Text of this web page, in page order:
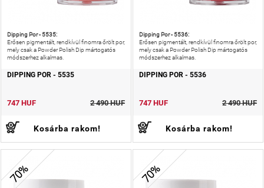
Dipping Por - 5535:
Erősen pigmentált, rendkívül finomra őrölt por,
mely csak a Powder Polish Dip mártogatós
módszerhez alkalmas.
DIPPING POR - 5535
747 HUF 2 490 HUF
Kosárba rakom!
Dipping Por - 5536:
Erősen pigmentált, rendkívül finomra őrölt por,
mely csak a Powder Polish Dip mártogatós
módszerhez alkalmas.
DIPPING POR - 5536
747 HUF 2 490 HUF
Kosárba rakom!
70% 70%